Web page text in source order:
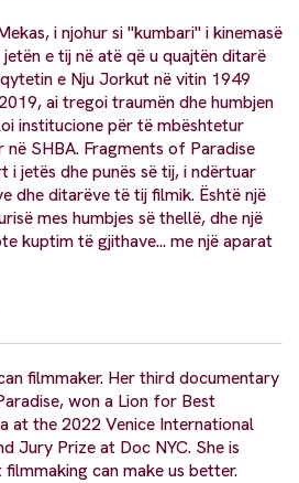
i njohur si "kumbari" i kinemasë
e tij në atë që u quajtën ditarë
e Nju Jorkut në vitin 1949
ai tregoi traumën dhe humbjen
institucione për të mbështetur
SHBA. Fragments of Paradise
i jetës dhe punës së tij, i ndërtuar
dhe ditarëve të tij filmik. Është një
mes humbjes së thellë, dhe një
kuptim të gjithave... me një aparat
filmmaker. Her third documentary
won a Lion for Best
at the 2022 Venice International
Jury Prize at Doc NYC. She is
can make us better.